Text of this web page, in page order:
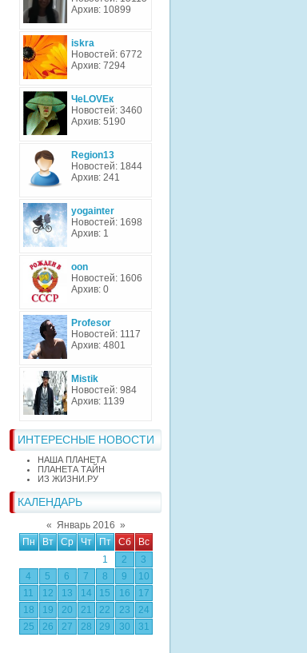
Архив: 10899
iskra
Новостей: 6772
Архив: 7294
ЧеLOVEк
Новостей: 3460
Архив: 5190
Region13
Новостей: 1844
Архив: 241
yogainter
Новостей: 1698
Архив: 1
oon
Новостей: 1606
Архив: 0
Profesor
Новостей: 1117
Архив: 4801
Mistik
Новостей: 984
Архив: 1139
ИНТЕРЕСНЫЕ НОВОСТИ
НАША ПЛАНЕТА
ПЛАНЕТА ТАЙН
ИЗ ЖИЗНИ.РУ
КАЛЕНДАРЬ
« Январь 2016 »
Пн
Вт Ср Чт Пт Сб
Вс
1
2
3
4
5 6 7 8 9
10
11
12 13 14 15 16
17
18
19 20 21 22 23
24
25
26 27 28 29 30 31